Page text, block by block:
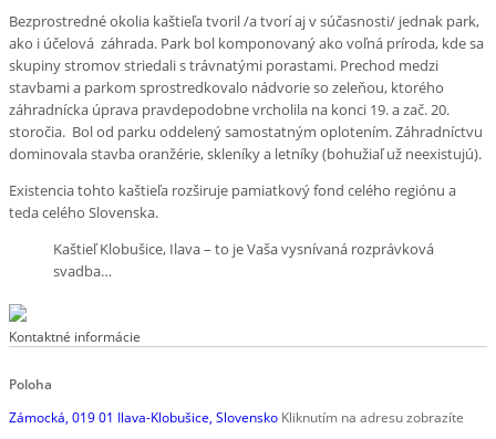
Bezprostredné okolia kaštieľa tvoril /a tvorí aj v súčasnosti/ jednak park,
ako i účelová záhrada. Park bol komponovaný ako voľná príroda, kde sa
skupiny stromov striedali s trávnatými porastami. Prechod medzi
stavbami a parkom sprostredkovalo nádvorie so zeleňou, ktorého
záhradnícka úprava pravdepodobne vrcholila na konci 19. a zač. 20.
storočia. Bol od parku oddelený samostatným oplotením. Záhradníctvu
dominovala stavba oranžérie, skleníky a letníky (bohužiaľ už neexistujú).
Existencia tohto kaštieľa rozširuje pamiatkový fond celého regiónu a
teda celého Slovenska.
Kaštieľ Klobušice, Ilava – to je Vaša vysnívaná rozprávková
svadba…
Kontaktné informácie
Poloha
Zámocká, 019 01 Ilava-Klobušice, Slovensko Kliknutím na adresu zobrazíte